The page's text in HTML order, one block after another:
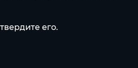
его.